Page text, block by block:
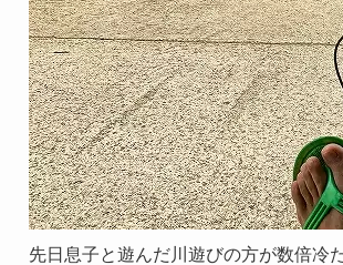
先日息子と遊んだ川遊びの方が数倍冷